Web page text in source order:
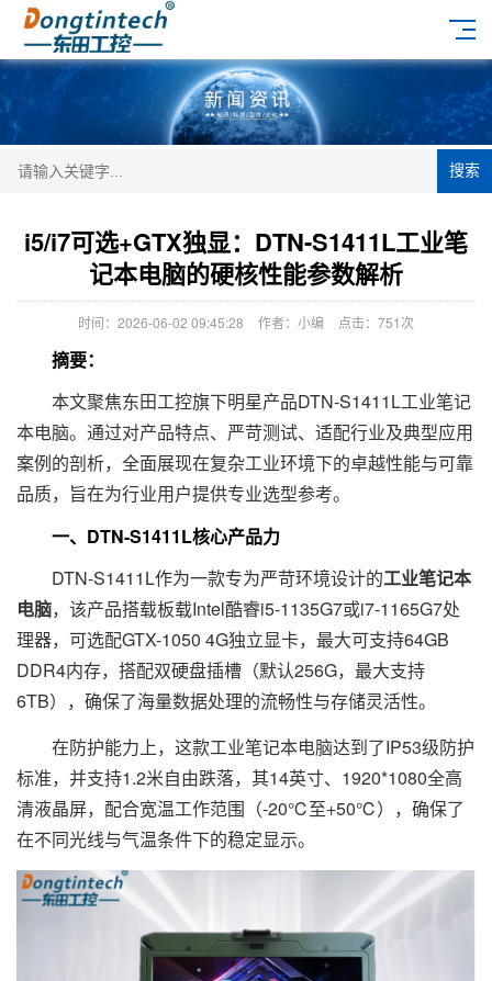
搜索
i5/i7可选+GTX独显：DTN-S1411L工业笔
记本电脑的硬核性能参数解析
时间：2026-06-02 09:45:28 作者：小编 点击： 751次
摘要：
本文聚焦东田工控旗下明星产品DTN-S1411L工业笔记
本电脑。通过对产品特点、严苛测试、适配行业及典型应用
案例的剖析，全面展现在复杂工业环境下的卓越性能与可靠
品质，旨在为行业用户提供专业选型参考。
一、DTN-S1411L核心产品力
DTN-S1411L作为一款专为严苛环境设计的工业笔记本
电脑，该产品搭载板载Intel酷睿i5-1135G7或i7-1165G7处
理器，可选配GTX-1050 4G独立显卡，最大可支持64GB
DDR4内存，搭配双硬盘插槽（默认256G，最大支持
6TB），确保了海量数据处理的流畅性与存储灵活性。
在防护能力上，这款工业笔记本电脑达到了IP53级防护
标准，并支持1.2米自由跌落，其14英寸、1920*1080全高
清液晶屏，配合宽温工作范围（-20℃至+50℃），确保了
在不同光线与气温条件下的稳定显示。